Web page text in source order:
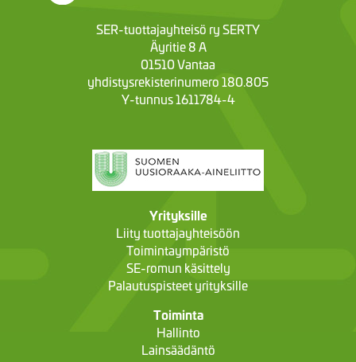
SER-tuottajayhteisö ry SERTY
Äyritie 8 A
01510 Vantaa
yhdistysrekisterinumero 180.805
Y-tunnus 1611784-4
Yrityksille
Liity tuottajayhteisöön
Toimintaympäristö
SE-romun käsittely
Palautuspisteet yrityksille
Toiminta
Hallinto
Lainsäädäntö